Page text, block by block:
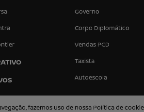
Governo
Corpo Diplomático
Vendas PCD
Taxista
Autoescola
fazemos uso de nossa Política de